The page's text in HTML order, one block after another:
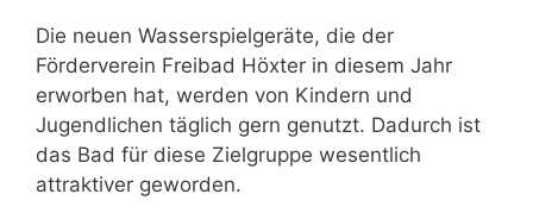
Die neuen Wasserspielgeräte, die der
Förderverein Freibad Höxter in diesem Jahr
erworben hat, werden von Kindern und
Jugendlichen täglich gern genutzt. Dadurch ist
das Bad für diese Zielgruppe wesentlich
attraktiver geworden.